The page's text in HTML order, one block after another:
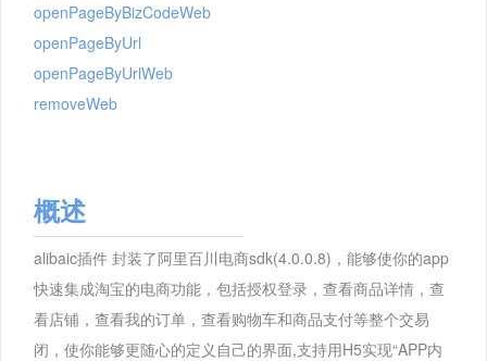
openPageByBizCodeWeb
openPageByUrl
openPageByUrlWeb
removeWeb
概述
alibaic插件 封装了阿里百川电商sdk(4.0.0.8)，能够使你的app
快速集成淘宝的电商功能，包括授权登录，查看商品详情，查
看店铺，查看我的订单，查看购物车和商品支付等整个交易
闭，使你能够更随心的定义自己的界面,支持用H5实现“APP内